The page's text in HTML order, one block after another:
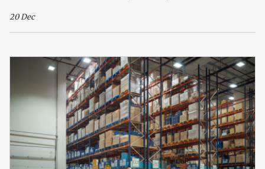
20 Dec